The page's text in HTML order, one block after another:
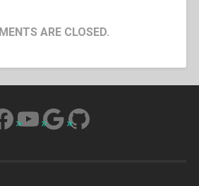
ARE CLOSED.
YouTube
Google
GitHub